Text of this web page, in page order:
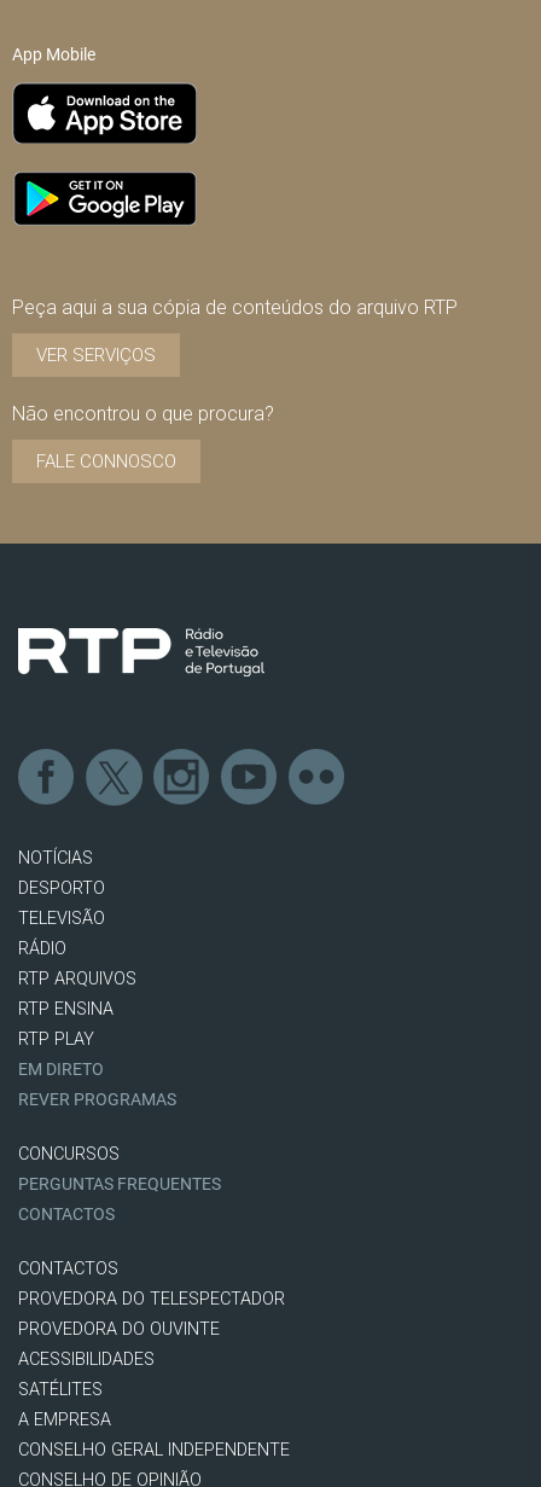
App Mobile
Peça aqui a sua cópia de conteúdos do arquivo RTP
VER SERVIÇOS
Não encontrou o que procura?
FALE CONNOSCO
NOTÍCIAS
DESPORTO
TELEVISÃO
RÁDIO
RTP ARQUIVOS
RTP ENSINA
RTP PLAY
EM DIRETO
REVER PROGRAMAS
CONCURSOS
PERGUNTAS FREQUENTES
CONTACTOS
CONTACTOS
PROVEDORA DO TELESPECTADOR
PROVEDORA DO OUVINTE
ACESSIBILIDADES
SATÉLITES
A EMPRESA
CONSELHO GERAL INDEPENDENTE
CONSELHO DE OPINIÃO